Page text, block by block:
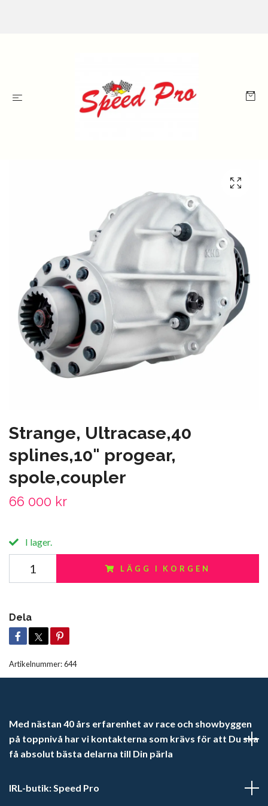
Strange, Ultracase,40
splines,10" progear,
spole,coupler
66 000 kr
I lager.
LÄGG I KORGEN
Dela
Artikelnummer:644
Med nästan 40 års erfarenhet av race och showbyggen
på toppnivå har vi kontakterna som krävs för att Du ska
få absolut bästa delarna till Din pärla
IRL-butik: Speed Pro